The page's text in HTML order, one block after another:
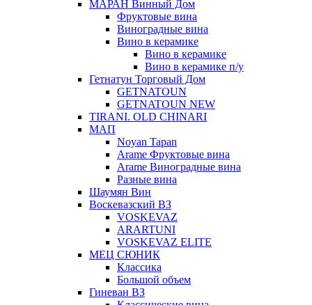
МАРАН Винный Дом
Фруктовые вина
Виноградные вина
Вино в керамике
Вино в керамике
Вино в керамике п/у
Гетнатун Торговый Дом
GETNATOUN
GETNATOUN NEW
TIRANI. OLD CHINARI
МАП
Noyan Tapan
Arame Фруктовые вина
Arame Виноградные вина
Разные вина
Шаумян Вин
Воскевазский ВЗ
VOSKEVAZ
ARARTUNI
VOSKEVAZ ELITE
МЕЦ СЮНИК
Классика
Большой объем
Гиневан ВЗ